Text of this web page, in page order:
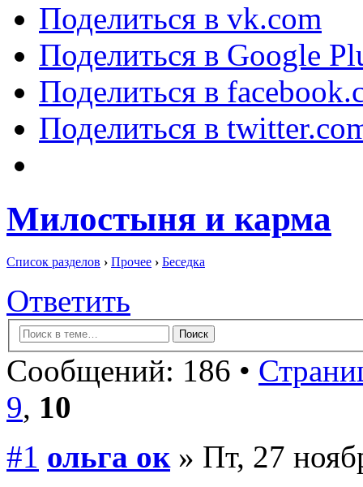
Поделиться в vk.com
Поделиться в Google
Поделиться в
Поделиться в
Милостыня и карма
Список разделов › Прочее › Беседка
Ответить
Сообщений: 186 •
9, 10
#1 ольга ок» Пт, 27